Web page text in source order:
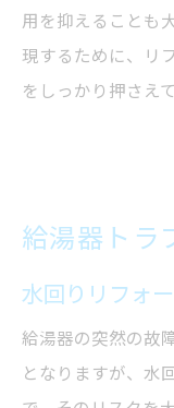
用を抑えることも
現するために、リ
をしっかり押さえ
給湯器トラ
水回りリフォ
給湯器の突然の故
となりますが、水